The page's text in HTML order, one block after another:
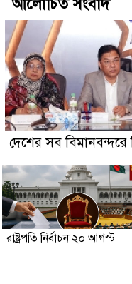
আলোচিত সংবাদ
দেশের সব বিমানবন্দরে
রাষ্ট্রপতি নির্বাচন ২০ আগস্ট